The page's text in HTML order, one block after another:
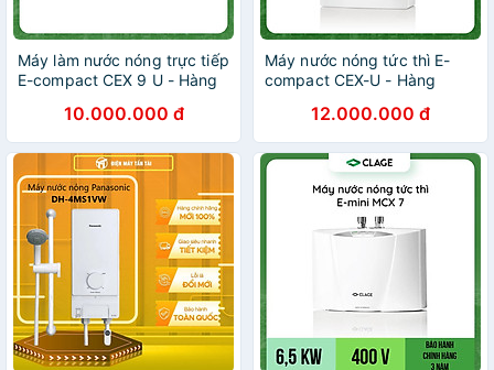
Máy làm nước nóng trực tiếp
E-compact CEX 9 U - Hàng
10.000.000 đ
Máy nước nóng tức thì E-
compact CEX-U - Hàng
12.000.000 đ